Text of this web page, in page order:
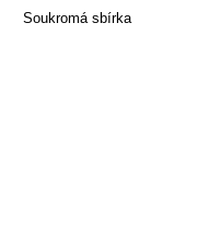
Soukromá sbírka